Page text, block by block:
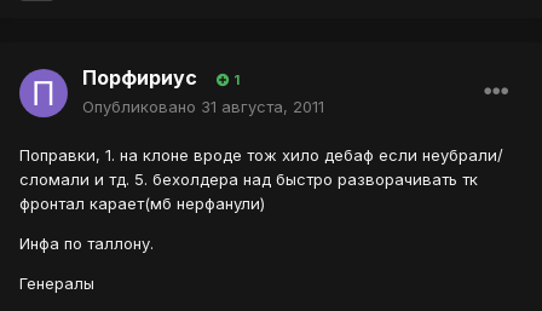
Порфириус 1
Опубликовано 31 августа, 2011
Поправки, 1. на клоне вроде тож хило дебаф если неубрали/
сломали и тд. 5. бехолдера над быстро разворачивать тк
фронтал карает(мб нерфанули)
Инфа по таллону.
Генералы